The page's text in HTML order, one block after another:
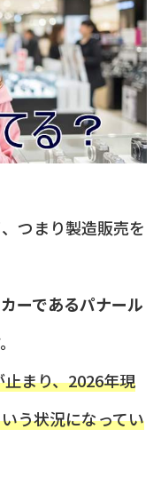
つまり製造販売を
ーであるパナール
まり、2026年現
う状況になってい